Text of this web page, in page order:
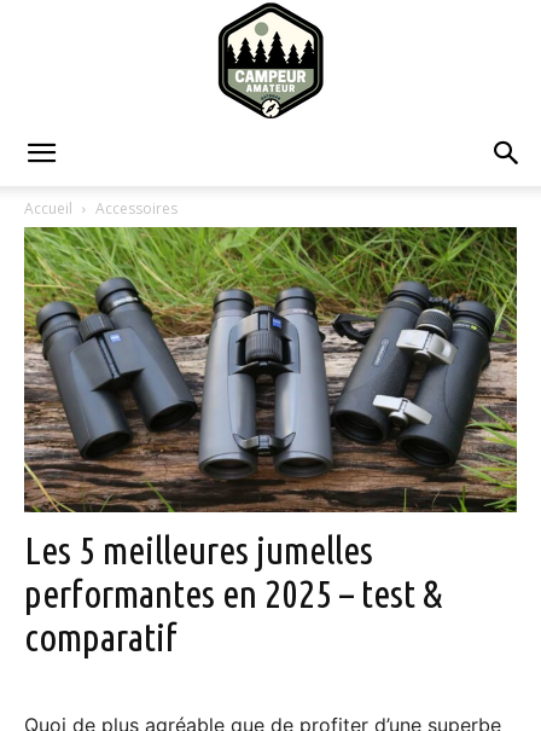
Amateur
Accueil Accessoires
Les 5 meilleures jumelles
performantes en 2025 – test &
comparatif
Quoi de plus agréable que de profiter d’une superbe